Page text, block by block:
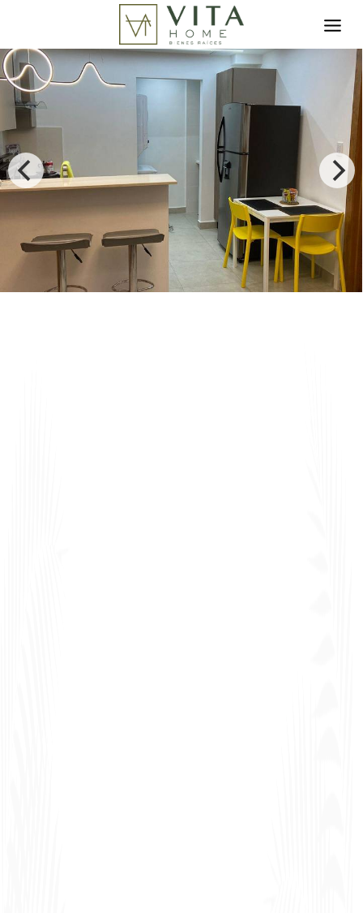
Toggle search filter